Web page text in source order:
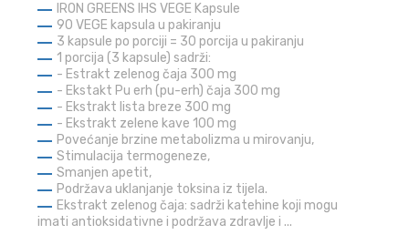
IRON GREENS IHS VEGE Kapsule
90 VEGE kapsula u pakiranju
3 kapsule po porciji = 30 porcija u pakiranju
1 porcija (3 kapsule) sadrži:
- Estrakt zelenog čaja 300 mg
- Ekstakt Pu erh (pu-erh) čaja 300 mg
- Ekstrakt lista breze 300 mg
- Ekstrakt zelene kave 100 mg
Povećanje brzine metabolizma u mirovanju,
Stimulacija termogeneze,
Smanjen apetit,
Podržava uklanjanje toksina iz tijela.
Ekstrakt zelenog čaja: sadrži katehine koji mogu
imati antioksidativne i podržava zdravlje i ...